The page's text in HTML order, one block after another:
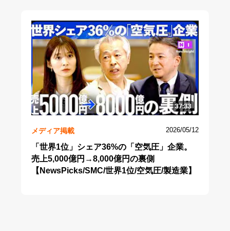
メディア掲載 2026/05/12
「世界1位」シェア36%の「空気圧」企業。
売上5,000億円→8,000億円の裏側
【NewsPicks/SMC/世界1位/空気圧/製造業】